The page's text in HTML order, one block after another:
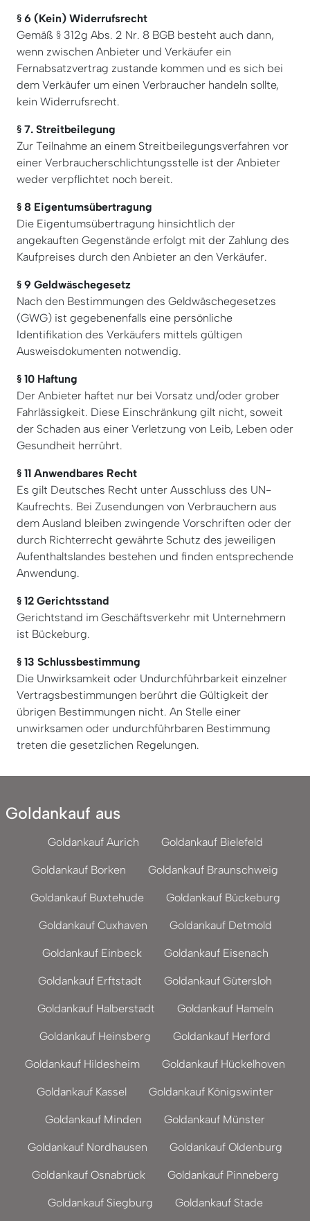
§ 6 (Kein) Widerrufsrecht
Gemäß § 312g Abs. 2 Nr. 8 BGB besteht auch dann,
wenn zwischen Anbieter und Verkäufer ein
Fernabsatzvertrag zustande kommen und es sich bei
dem Verkäufer um einen Verbraucher handeln sollte,
kein Widerrufsrecht.
§ 7. Streitbeilegung
Zur Teilnahme an einem Streitbeilegungsverfahren vor
einer Verbraucherschlichtungsstelle ist der Anbieter
weder verpflichtet noch bereit.
§ 8 Eigentumsübertragung
Die Eigentumsübertragung hinsichtlich der
angekauften Gegenstände erfolgt mit der Zahlung des
Kaufpreises durch den Anbieter an den Verkäufer.
§ 9 Geldwäschegesetz
Nach den Bestimmungen des Geldwäschegesetzes
(GWG) ist gegebenenfalls eine persönliche
Identifikation des Verkäufers mittels gültigen
Ausweisdokumenten notwendig.
§ 10 Haftung
Der Anbieter haftet nur bei Vorsatz und/oder grober
Fahrlässigkeit. Diese Einschränkung gilt nicht, soweit
der Schaden aus einer Verletzung von Leib, Leben oder
Gesundheit herrührt.
§ 11 Anwendbares Recht
Es gilt Deutsches Recht unter Ausschluss des UN-
Kaufrechts. Bei Zusendungen von Verbrauchern aus
dem Ausland bleiben zwingende Vorschriften oder der
durch Richterrecht gewährte Schutz des jeweiligen
Aufenthaltslandes bestehen und finden entsprechende
Anwendung.
§ 12 Gerichtsstand
Gerichtstand im Geschäftsverkehr mit Unternehmern
ist Bückeburg.
§ 13 Schlussbestimmung
Die Unwirksamkeit oder Undurchführbarkeit einzelner
Vertragsbestimmungen berührt die Gültigkeit der
übrigen Bestimmungen nicht. An Stelle einer
unwirksamen oder undurchführbaren Bestimmung
treten die gesetzlichen Regelungen.
Goldankauf aus
Goldankauf Aurich Goldankauf Bielefeld
Goldankauf Borken Goldankauf Braunschweig
Goldankauf Buxtehude Goldankauf Bückeburg
Goldankauf Cuxhaven Goldankauf Detmold
Goldankauf Einbeck Goldankauf Eisenach
Goldankauf Erftstadt Goldankauf Gütersloh
Goldankauf Halberstadt Goldankauf Hameln
Goldankauf Heinsberg Goldankauf Herford
Goldankauf Hildesheim Goldankauf Hückelhoven
Goldankauf Kassel Goldankauf Königswinter
Goldankauf Minden Goldankauf Münster
Goldankauf Nordhausen Goldankauf Oldenburg
Goldankauf Osnabrück Goldankauf Pinneberg
Goldankauf Siegburg Goldankauf Stade